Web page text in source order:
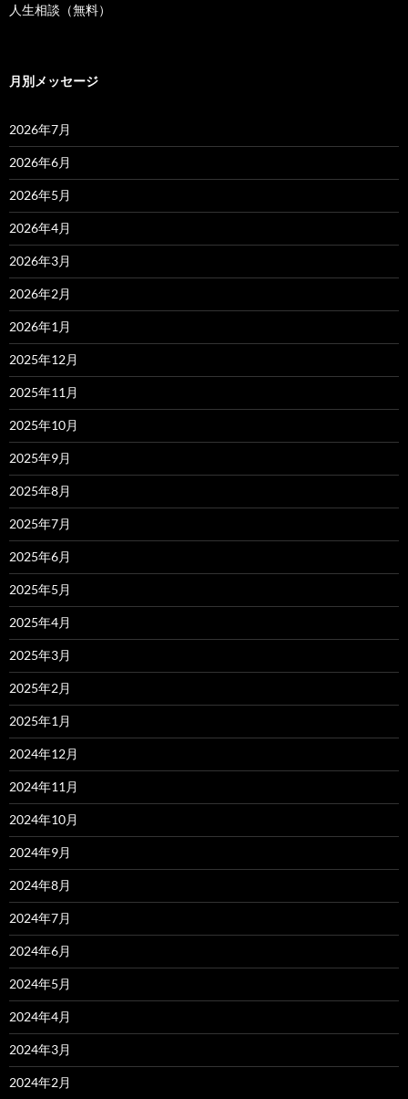
人生相談（無料）
月別メッセージ
2026年7月
2026年6月
2026年5月
2026年4月
2026年3月
2026年2月
2026年1月
2025年12月
2025年11月
2025年10月
2025年9月
2025年8月
2025年7月
2025年6月
2025年5月
2025年4月
2025年3月
2025年2月
2025年1月
2024年12月
2024年11月
2024年10月
2024年9月
2024年8月
2024年7月
2024年6月
2024年5月
2024年4月
2024年3月
2024年2月